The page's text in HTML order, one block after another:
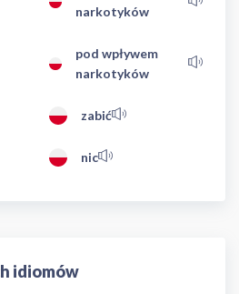
narkotyków
pod wpływem
narkotyków
zabić
nic
idiomów